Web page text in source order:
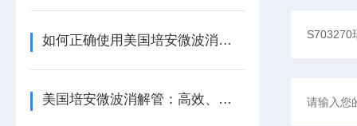
如何正确使用美国培安微波消解管进行样品消解？
美国培安微波消解管：高效、安全且环保的样品前处理解决方案